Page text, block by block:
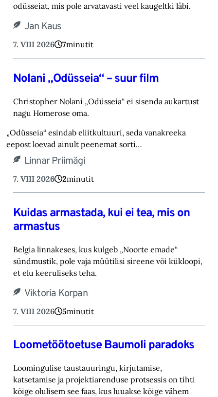
odüsseiat, mis pole arvatavasti veel kaugeltki läbi.‎
Jan Kaus
7. VIII 2026 7minutit
Nolani „Odüsseia“ – suur film
Christopher Nolani „Odüsseia“ ei sisenda aukartust
nagu Homerose oma.‎
„Odüsseia“ esindab eliitkultuuri, seda vanakreeka
eepost loevad ainult peenemat sorti…
Linnar Priimägi
7. VIII 2026 2minutit
Kuidas armastada, kui ei tea, mis on
armastus
Belgia linnakeses, kus kulgeb „Noorte emade“
sündmustik, pole vaja müütilisi sireene või kük‎loopi,
et elu keeruliseks teha. ‎
Viktoria Korpan
7. VIII 2026 5minutit
Loometöötoetuse Baumoli paradoks
Loomingulise taustauuringu, kirjutamise,
katsetamise ja projektiarenduse protsessis on tihti
kõige olulisem see faas, kus luuakse kõige vähem